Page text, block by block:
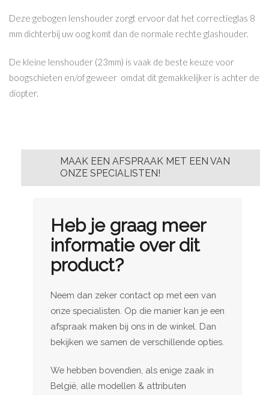
Deze gebogen lenshouder zorgt ervoor dat het correctieglas 8
mm dichterbij uw oog komt dan de normale rechte glashouder.
De kleine lenshouder (23mm) is vaak de beste keuze voor
boogschieten en/of geweer omdat dit gemakkelijker is achter de
diopter.
MAAK EEN AFSPRAAK MET EEN VAN
ONZE SPECIALISTEN!
Heb je graag meer
informatie over dit
product?
Neem dan zeker contact op met een van
onze specialisten. Op die manier kan je een
afspraak maken bij ons in de winkel. Dan
bekijken we samen de verschillende opties.
We hebben bovendien, als enige zaak in
België, alle modellen & attributen